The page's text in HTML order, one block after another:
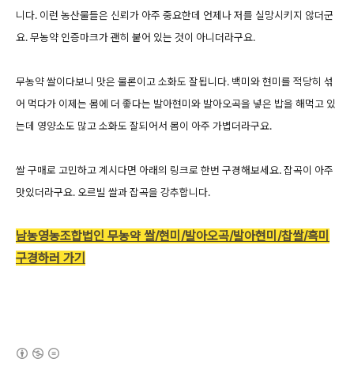
니다. 이런 농산물들은 신뢰가 아주 중요한데 언제나 저를 실망시키지 않더군
요. 무농약 인증마크가 괜히 붙어 있는 것이 아니더라구요.
무농약 쌀이다보니 맛은 물론이고 소화도 잘됩니다. 백미와 현미를 적당히 섞
어 먹다가 이제는 몸에 더 좋다는 발아현미와 발아오곡을 넣은 밥을 해먹고 있
는데 영양소도 많고 소화도 잘되어서 몸이 아주 가볍더라구요.
쌀 구매로 고민하고 계시다면 아래의 링크로 한번 구경해보세요. 잡곡이 아주
맛있더라구요. 오르빌 쌀과 잡곡을 강추합니다.
남농영농조합법인 무농약 쌀/현미/발아오곡/발아현미/찹쌀/흑미
구경하러 가기